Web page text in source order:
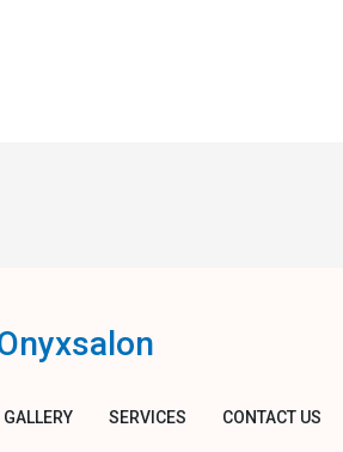
GALLERY SERVICES CONTACT US